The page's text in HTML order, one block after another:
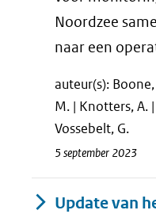
Noordzee
naar een
auteur(s):
M. | Knotters, A.
Vossebelt, G.
5 september 2023
Update van